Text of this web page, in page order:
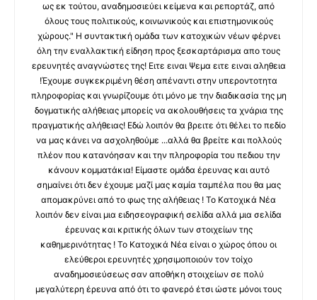
ως εκ τούτου, αναδημοσιεύει κείμενα και ρεπορτάζ, από
όλους τους πολιτικούς, κοινωνικούς και επιστημονικούς
χώρους." Η συντακτική ομάδα των κατοχικών νέων φέρνει
όλη την εναλλακτική είδηση προς ξεσκαρτάρισμα απο τους
ερευνητές αναγνώστες της! Ειτε ειναι Ψεμα ειτε ειναι αληθεια
!Έχουμε συγκεκριμένη θέση απέναντι στην υπεροντοτητα
πληροφορίας και γνωρίζουμε ότι μόνο με την διαδικασία της μη
δογματικής αλήθειας μπορείς να ακολουθήσεις τα χνάρια της
πραγματικής αλήθειας! Εδώ λοιπόν θα βρειτε ότι θέλει το πεδίο
να μας κάνει να ασχοληθούμε ...αλλά θα βρείτε και πολλούς
πλέον που κατανόησαν και την πληροφορία του πεδιου την
κάνουν κομματάκια! Είμαστε ομάδα έρευνας και αυτό
σημαίνει ότι δεν έχουμε μαζί μας καμία ταμπέλα που θα μας
απομακρύνει από το φως της αλήθειας ! Το Κατοχικά Νέα
λοιπόν δεν είναι μια ειδησεογραφική σελίδα αλλά μια σελίδα
έρευνας και κριτικής όλων των στοιχείων της
καθημερινότητας ! Το Κατοχικά Νέα είναι ο χώρος όπου οι
ελεύθεροι ερευνητές χρησιμοποιούν τον τοίχο
αναδημοσιεύσεως σαν αποθήκη στοιχείων σε πολύ
μεγαλύτερη έρευνα από ότι το φανερό έτσι ώστε μόνοι τους